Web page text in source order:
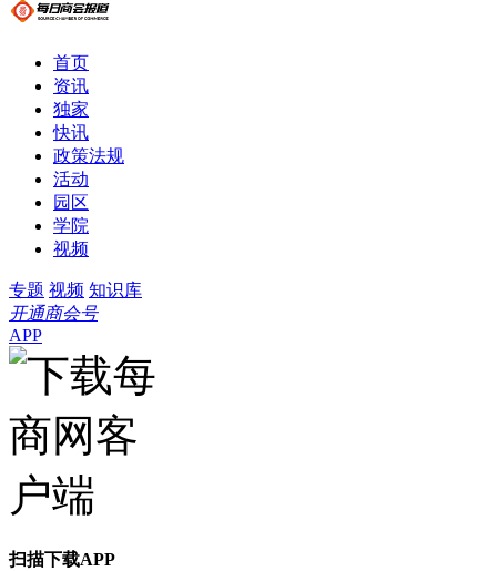
首页
资讯
独家
快讯
政策法规
活动
园区
学院
视频
专题 视频 知识库
开通商会号
APP
扫描下载APP